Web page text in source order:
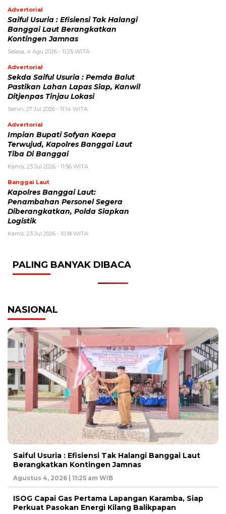
Advertorial
Saiful Usuria : Efisiensi Tak Halangi
Banggai Laut Berangkatkan
Kontingen Jamnas
Selasa, 4 Agu 2026 - 11:25 WITA
Advertorial
Sekda Saiful Usuria : Pemda Balut
Pastikan Lahan Lapas Siap, Kanwil
Ditjenpas Tinjau Lokasi
Senin, 27 Jul 2026 - 11:14 WITA
Advertorial
Impian Bupati Sofyan Kaepa
Terwujud, Kapolres Banggai Laut
Tiba Di Banggai
Kamis, 23 Jul 2026 - 11:56 WITA
Banggai Laut
Kapolres Banggai Laut:
Penambahan Personel Segera
Diberangkatkan, Polda Siapkan
Logistik
Kamis, 23 Jul 2026 - 10:18 WITA
PALING BANYAK DIBACA
NASIONAL
Saiful Usuria : Efisiensi Tak Halangi Banggai Laut
Berangkatkan Kontingen Jamnas
Agustus 4, 2026 | 11:25 am WIB
ISOG Capai Gas Pertama Lapangan Karamba, Siap
Perkuat Pasokan Energi Kilang Balikpapan